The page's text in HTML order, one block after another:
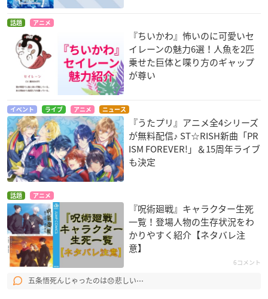
話題 アニメ
『ちいかわ』怖いのに可愛いセ
イレーンの魅力6選！人魚を2匹
乗せた巨体と喋り方のギャップ
が尊い
イベント ライブ アニメ ニュース
『うたプリ』アニメ全4シリーズ
が無料配信♪ ST☆RISH新曲「PR
ISM FOREVER!」＆15周年ライブ
も決定
話題 アニメ
『呪術廻戦』キャラクター生死
一覧！登場人物の生存状況をわ
かりやすく紹介【ネタバレ注
意】
6コメント
五条悟死んじゃったのは😞悲しい⋯